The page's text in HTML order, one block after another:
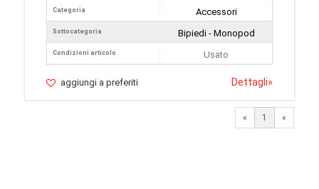
Categoria
Sottocategoria
Condizioni articolo
Accessori
Bipiedi - Monopod
Usato
aggiungi a preferiti Dettagli»
« 1 «